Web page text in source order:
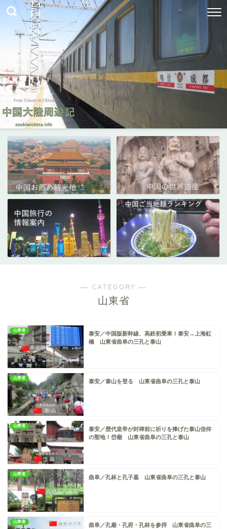
― CATEGORY ―
山東省
山東省
泰安／中国版新幹線、高鉄初乗車！泰安→上海虹
橋 山東省曲阜の三孔と泰山
山東省
泰安／泰山を登る 山東省曲阜の三孔と泰山
山東省
泰安／歴代皇帝が封禅前に祈りを捧げた泰山信仰
の聖地！岱廟 山東省曲阜の三孔と泰山
山東省
曲阜／孔林と孔子墓 山東省曲阜の三孔と泰山
山東省
曲阜／孔廟・孔府・孔林を参拝 山東省曲阜の三